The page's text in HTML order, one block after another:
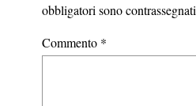
obbligatori sono contrassegnati
Commento *